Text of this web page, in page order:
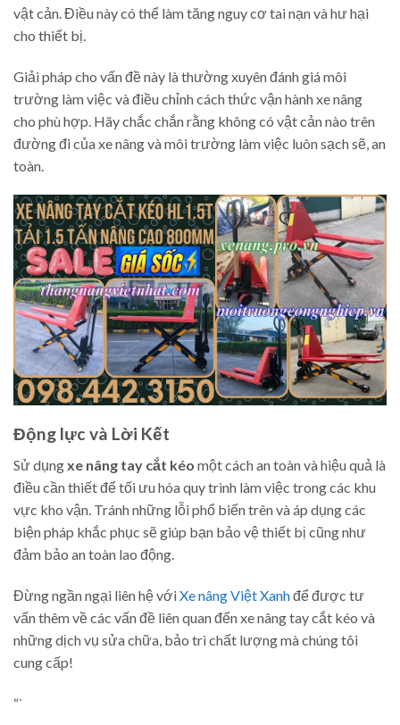
vật cản. Điều này có thể làm tăng nguy cơ tai nạn và hư hại
cho thiết bị.
Giải pháp cho vấn đề này là thường xuyên đánh giá môi
trường làm việc và điều chỉnh cách thức vận hành xe nâng
cho phù hợp. Hãy chắc chắn rằng không có vật cản nào trên
đường đi của xe nâng và môi trường làm việc luôn sạch sẽ, an
toàn.
Động lực và Lời Kết
Sử dụngxe nâng tay cắt kéo một cách an toàn và hiệu quả là
điều cần thiết để tối ưu hóa quy trình làm việc trong các khu
vực kho vận. Tránh những lỗi phổ biến trên và áp dụng các
biện pháp khắc phục sẽ giúp bạn bảo vệ thiết bị cũng như
đảm bảo an toàn lao động.
Đừng ngần ngại liên hệ vớiXe nâng Việt Xanhđể được tư
vấn thêm về các vấn đề liên quan đến xe nâng tay cắt kéo và
những dịch vụ sửa chữa, bảo trì chất lượng mà chúng tôi
cung cấp!
“`